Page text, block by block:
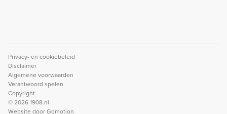
Privacy- en cookiebeleid
Disclaimer
Algemene voorwaarden
Verantwoord spelen
Copyright
© 2026 1908.nl
Website doorGomotion